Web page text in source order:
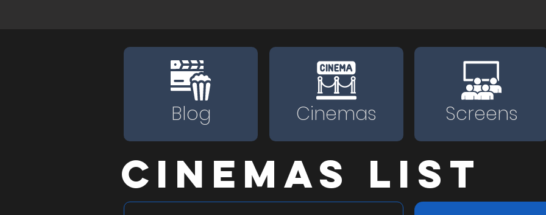
Blog Cinemas Screens
CINEMAS LIST